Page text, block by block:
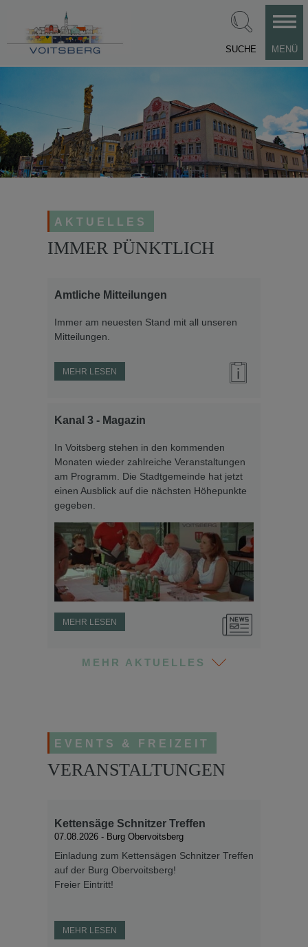
AKTUELLES
IMMER PÜNKTLICH
Amtliche Mitteilungen
Immer am neuesten Stand mit all unseren
Mitteilungen.
MEHR LESEN
Kanal 3 - Magazin
In Voitsberg stehen in den kommenden
Monaten wieder zahlreiche Veranstaltungen
am Programm. Die Stadtgemeinde hat jetzt
einen Ausblick auf die nächsten Höhepunkte
gegeben.
MEHR LESEN
MEHR AKTUELLES
Sanierung der Kowaldstraße
Zusammenarbeit mit dem Land Steiermark,
durchgeführt wird, kommt es zwischen der
Wolfshuberstraße und der Kowaldstraße 72
immer wieder zu punktuellen
Straßensperrungen.
EVENTS & FREIZEIT
VERANSTALTUNGEN
Kettensäge Schnitzer Treffen
07.08.2026 - Burg Obervoitsberg
Einladung zum Kettensägen Schnitzer Treffen
auf der Burg Obervoitsberg!
Freier Eintritt!
MEHR LESEN
SUCHE MENÜ